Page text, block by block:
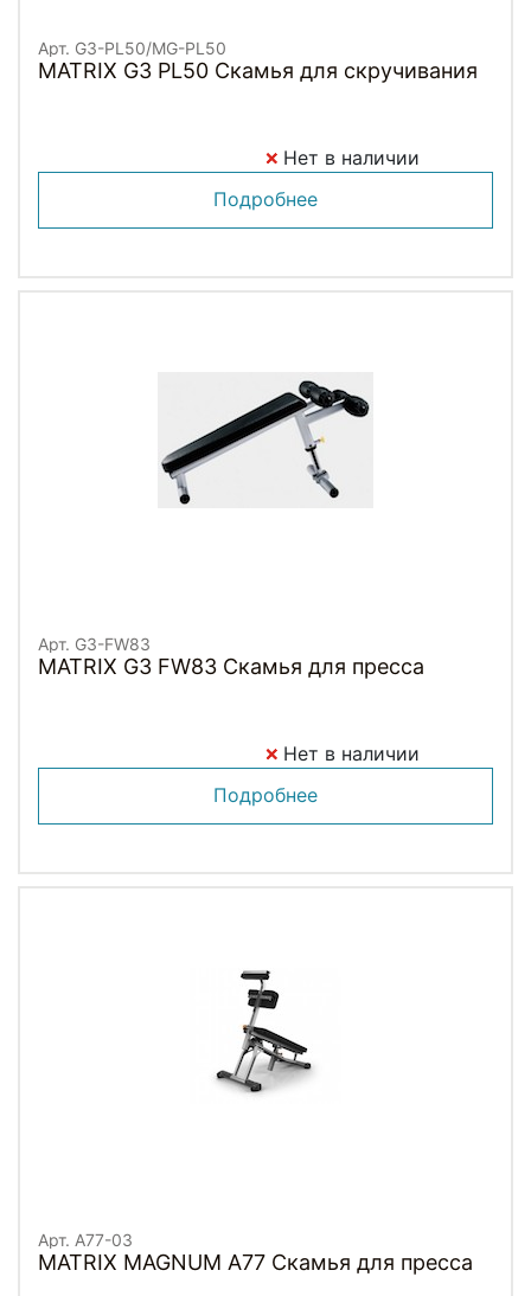
Арт. G3-PL50/MG-PL50
MATRIX G3 PL50 Скамья для скручивания
Нет в наличии
Подробнее
Арт. G3-FW83
MATRIX G3 FW83 Скамья для пресса
Нет в наличии
Подробнее
Арт. A77-03
MATRIX MAGNUM A77 Скамья для пресса